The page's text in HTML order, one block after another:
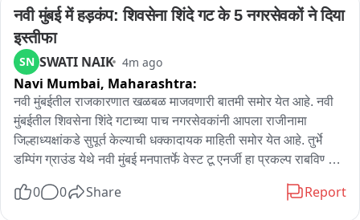
दो पक्षों के बीच जमीन के एक टुकड़े को लेकर लंबे समय से विवाद चल रहा
था।
शुक्रवार को कहासुनी के बाद दोनों पक्ष आमने-सामने आ गए।
विवाद बढ़ने पर लाठी-डंडों, लोहे की रॉड और धारदार हथियारों से हमला
किया गया।
मारपीट में कई लोग गंभीर रूप से घायल हो गए।
घटना के बाद गांव में अफरा-तफरी और दहशत का माहौल बन गया।
नवी मुंबई में हड़कंप: शिवसेना शिंदे गट के 5 नगरसेवकों ने दिया
इस्तीफा
SN SWATI NAIK 4m ago
Navi Mumbai, Maharashtra:
नवी मुंबईतील राजकारणात खळबळ माजवणारी बातमी समोर येत आहे. नवी
मुंबईतील शिवसेना शिंदे गटाच्या पाच नगरसेवकांनी आपला राजीनामा
जिल्हाध्यक्षांकडे सुपूर्त केल्याची धक्कादायक माहिती समोर येत आहे. तुर्भे
डम्पिंग ग्राउंड येथे नवी मुंबई मनपातर्फे वेस्ट टू एनर्जी हा प्रकल्प राबविण्याचा
असताना देखिल सत्ताधारी भाजपच्या दबावाखाली नागरिकांचा विरोध डावलून
0 0 Share Report